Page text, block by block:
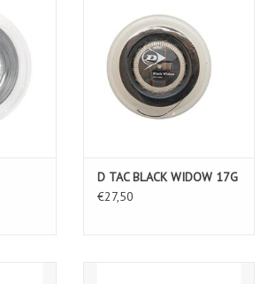
D TAC BLACK WIDOW 17G
€27,50